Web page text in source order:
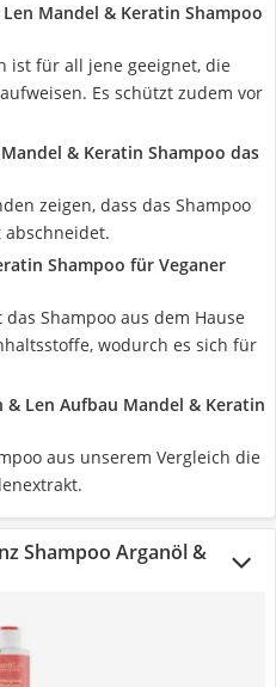
Mandel & Keratin Shampoo
ist für all jene geeignet, die
Es schützt zudem vor
& Keratin Shampoo das
zeigen, dass das Shampoo
abschneidet.
Shampoo für Veganer
Shampoo aus dem Hause
wodurch es sich für
& Len Aufbau Mandel & Keratin
aus unserem Vergleich die
Shampoo Arganöl &